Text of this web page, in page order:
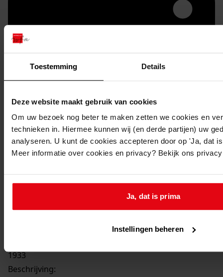
Toestemming Details
Deze website maakt gebruik van cookies
Om uw bezoek nog beter te maken zetten we cookies en
technieken in. Hiermee kunnen wij (en derde partijen) uw
analyseren. U kunt de cookies accepteren door op 'Ja, dat
Meer informatie over cookies en privacy? Bekijk ons
Ja, dat is prima
Instellingen beheren
Printen
duurzaam webadres
Inventaris
1933
Beschrijving: